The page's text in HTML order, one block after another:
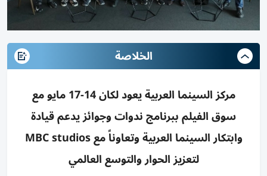
الخلاصة
مركز السينما العربية يعود لكان 14-17 مايو مع
سوق الفيلم ببرنامج ندوات وجوائز يدعم قيادة
وابتكار السينما العربية وتعاوناً مع MBC studios
لتعزيز الحوار والتوسع العالمي